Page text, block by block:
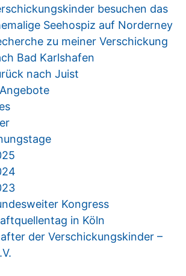
besuchen das
Seehospiz auf Norderney
zu meiner Verschickung
Bad Karlshafen
nach Juist
Kongress
in Köln
der Verschickungskinder –